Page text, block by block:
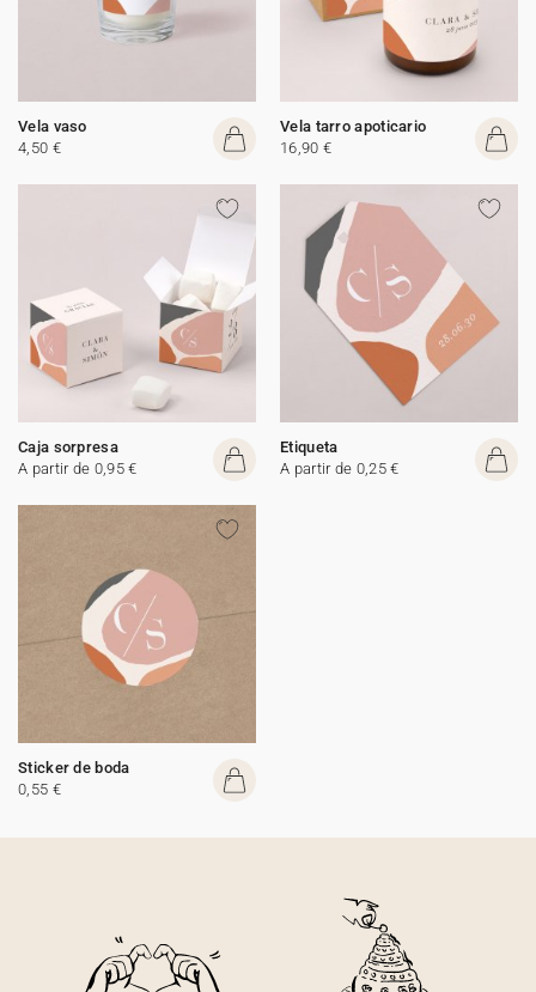
Vela vaso
4,50 €
Vela tarro apoticario
16,90 €
Caja sorpresa
A partir de 0,95 €
Etiqueta
A partir de 0,25 €
Sticker de boda
0,55 €